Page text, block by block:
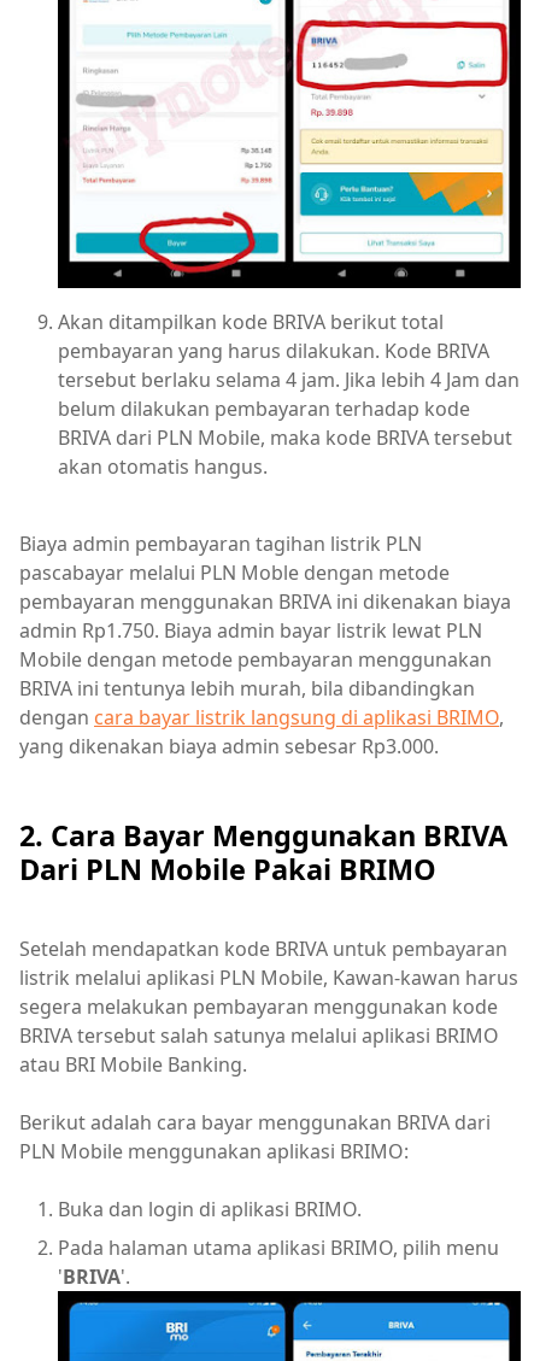
Akan ditampilkan kode BRIVA berikut total
pembayaran yang harus dilakukan. Kode BRIVA
tersebut berlaku selama 4 jam. Jika lebih 4 Jam dan
belum dilakukan pembayaran terhadap kode
BRIVA dari PLN Mobile, maka kode BRIVA tersebut
akan otomatis hangus.
Biaya admin pembayaran tagihan listrik PLN
pascabayar melalui PLN Moble dengan metode
pembayaran menggunakan BRIVA ini dikenakan biaya
admin Rp1.750. Biaya admin bayar listrik lewat PLN
Mobile dengan metode pembayaran menggunakan
BRIVA ini tentunya lebih murah, bila dibandingkan
dengan cara bayar listrik langsung di aplikasi BRIMO,
yang dikenakan biaya admin sebesar Rp3.000.
2. Cara Bayar Menggunakan BRIVA
Dari PLN Mobile Pakai BRIMO
Setelah mendapatkan kode BRIVA untuk pembayaran
listrik melalui aplikasi PLN Mobile, Kawan-kawan harus
segera melakukan pembayaran menggunakan kode
BRIVA tersebut salah satunya melalui aplikasi BRIMO
atau BRI Mobile Banking.
Berikut adalah cara bayar menggunakan BRIVA dari
PLN Mobile menggunakan aplikasi BRIMO:
Buka dan login di aplikasi BRIMO.
Pada halaman utama aplikasi BRIMO, pilih menu
'BRIVA'.